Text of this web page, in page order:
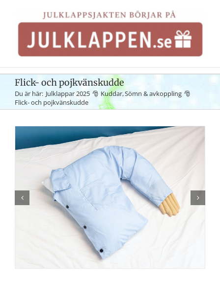
innehållet
Flick- och pojkvänskudde
Du är här: Julklappar 2025 Kuddar Sömn & avkoppling
Flick- och pojkvänskudde